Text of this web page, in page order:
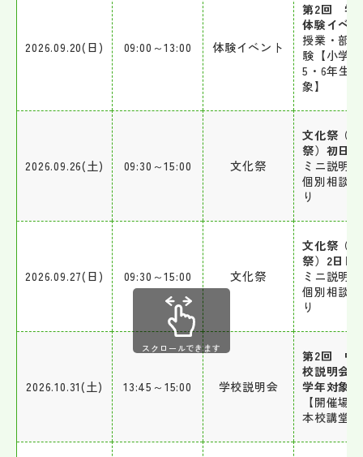
2026.09.20(日) 09:00～13:00 体験イベント
第2回 学
体験イベ
授業・部
験【小学4
5・6年生対
象】
2026.09.26(土) 09:30～15:00 文化祭
文化祭（
祭）初日
ミニ説明
個別相談
り
2026.09.27(日) 09:30～15:00 文化祭
文化祭（
祭）2日目
ミニ説明
個別相談
り
2026.10.31(土) 13:45～15:00 学校説明会
第2回 中
校説明会
学年対象）
【開催場
本校講堂
スクロールできます